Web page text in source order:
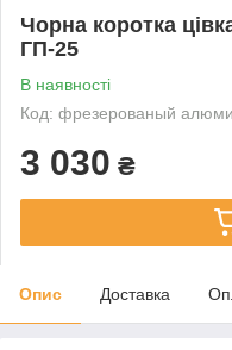
Чорна коротка
ГП-25
В наявності
Код: фрезерованый
3 030 ₴
Опис Доставка